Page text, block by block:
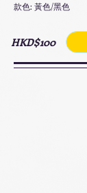
款色: 黃色/黑色
​HKD$100